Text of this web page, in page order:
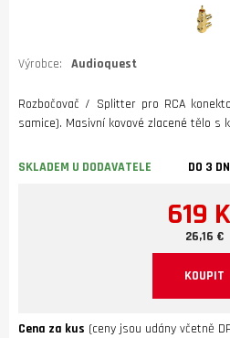
Výrobce: Audioquest
Rozbočovač / Splitter pro RCA
samice). Masivní kovové zlacené tělo s
SKLADEM U DODAVATELE DO 3
619
26,16 €
KOUPIT
Cena za kus (ceny jsou udány včetně